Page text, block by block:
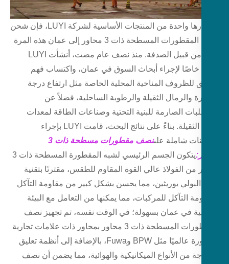
باعتبارها واحدة من المنتجات الأساسية لشركة LUYI، فإن شحن
نصف المقطورات المسطحة ذات 3 محاور إلى عمان هذه المرة
ليس من قبيل الصدفة. منذ نصف عام مضت، أنشأت LUYI
خاصًا لإجراء أبحاث السوق في عمان، واكتساب فهم
للظروف المناخية المحلية الخاصة مثل ارتفاع درجة
والرمال الثقيلة والرطوبة الساحلية، فضلاً عن
الصارمة للبنية التحتية وصناعات الطاقة لمعدات
النقل الثقيلة. بناءً على نتائج البحث، قامت LUYI بإجراء
شاملة على
نصف مقطورات مسطحة ذات 3
يتكون الجسم الرئيسي لشبه المقطورة المسطحة ذات 3
من الفولاذ عالي القوة المقاوم للطقس، مقترنًا بتقنية
يوريثين، مما يحسن بشكل كبير من مقاومة التآكل
التآكل للمركبات، مما يمكنها من التعامل مع البيئة
في عمان بسهولة؛ في الوقت نفسه، تم تجهيز نصف
المقطورات المسطحة ذات 3 محاور بمحاور ذات علامات تجارية
مشهورة عالميًا مثل BPW وFuwa، بالإضافة إلى أنظمة تعليق
من الأنواع الميكانيكية والهوائية، مما يضمن أن نصف